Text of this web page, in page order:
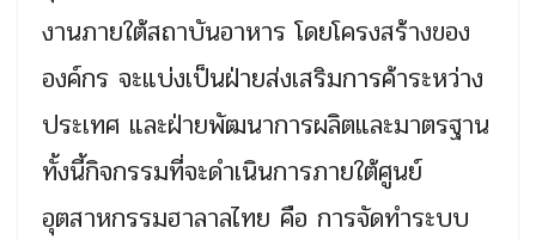
งานภายใต้สถาบันอาหาร โดยโครงสร้างของ
องค์กร จะแบ่งเป็นฝ่ายส่งเสริมการค้าระหว่าง
ประเทศ และฝ่ายพัฒนาการผลิตและมาตรฐาน
ทั้งนี้กิจกรรมที่จะดำเนินการภายใต้ศูนย์
อุตสาหกรรมฮาลาลไทย คือ การจัดทำระบบ